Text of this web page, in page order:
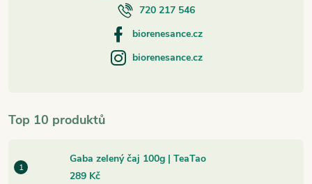
Top 10 produktů
Gaba zelený čaj 100g | TeaTao
289 Kč
720 217 546
biorenesance.cz
biorenesance.cz